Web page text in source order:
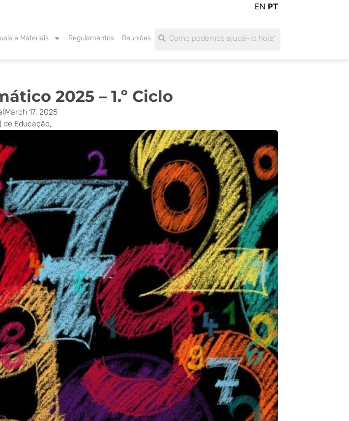
EN PT
e Materiais Regulamentos Reuniões
SearchSearch
2025 – 1.º Ciclo
March 17, 2025
de Educação,